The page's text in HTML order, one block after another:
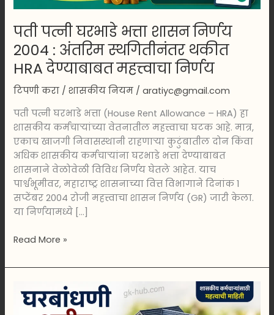
पती पत्नी घरभाडे भत्ता शासन निर्णय
2004 : अंतरिम स्थगितीनंतर थकीत
HRA देण्याबाबत महत्त्वाचा निर्णय
टिपणी करा /शासकीय नियम /aratiyc@gmail.com
पती पत्नी घरभाडे भत्ता (House Rent Allowance – HRA) हा
शासकीय कर्मचाऱ्यांच्या वेतनातील महत्त्वाचा घटक आहे. मात्र,
एकाच खाजगी निवासस्थानी राहणाऱ्या कुटुंबातील दोन किंवा
अधिक शासकीय कर्मचाऱ्यांना घरभाडे भत्ता देण्याबाबत
शासनाने वेळोवेळी विविध निर्णय घेतले आहेत. याच
पार्श्वभूमीवर, महाराष्ट्र शासनाच्या वित्त विभागाने दिनांक 1
सप्टेंबर 2004 रोजी महत्त्वाचा शासन निर्णय (GR) जारी केला.
या निर्णयामध्ये […]
देण्याबाबत
महत्त्वाचा
निर्णय
Read More »
अग्रीम: